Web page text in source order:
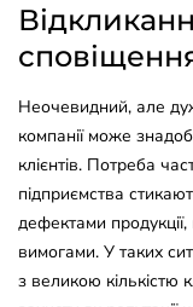
Неочевидний, але
компанії може
клієнтів. Потреба
підприємства
дефектами
вимогами. У таких
з великою кількістю